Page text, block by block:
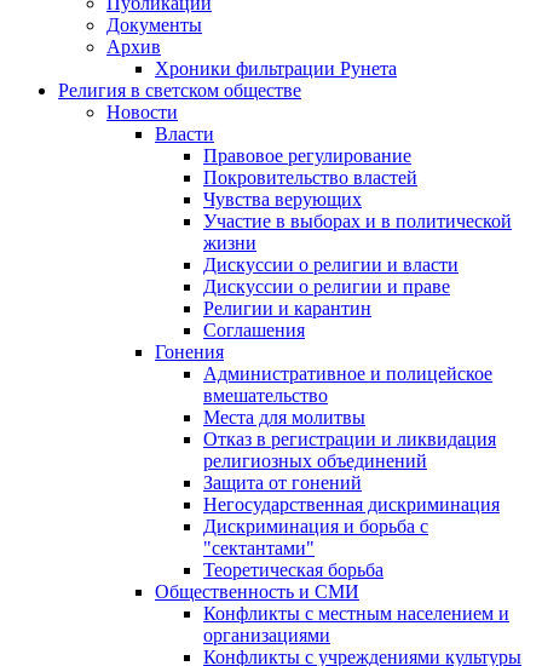
Документы
Архив
Хроники фильтрации Рунета
Религия в светском обществе
Новости
Власти
Правовое регулирование
Покровительство властей
Чувства верующих
Участие в выборах и в политической
жизни
Дискуссии о религии и власти
Дискуссии о религии и праве
Религии и карантин
Соглашения
Гонения
Административное и полицейское
вмешательство
Места для молитвы
Отказ в регистрации и ликвидация
религиозных объединений
Защита от гонений
Негосударственная дискриминация
Дискриминация и борьба с
"сектантами"
Теоретическая борьба
Общественность и СМИ
Конфликты с местным населением и
организациями
Конфликты с учреждениями культуры